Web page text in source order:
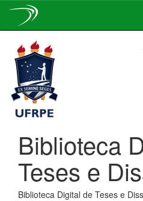
navigation
Biblioteca
Teses e
Biblioteca Digital de Teses e